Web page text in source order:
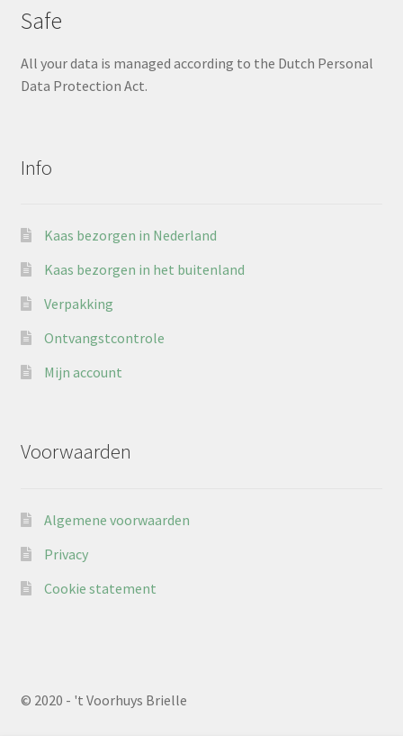
Safe
All your data is managed according to the Dutch Personal
Data Protection Act.
Info
Kaas bezorgen in Nederland
Kaas bezorgen in het buitenland
Verpakking
Ontvangstcontrole
Mijn account
Voorwaarden
Algemene voorwaarden
Privacy
Cookie statement
© 2020 - 't Voorhuys Brielle